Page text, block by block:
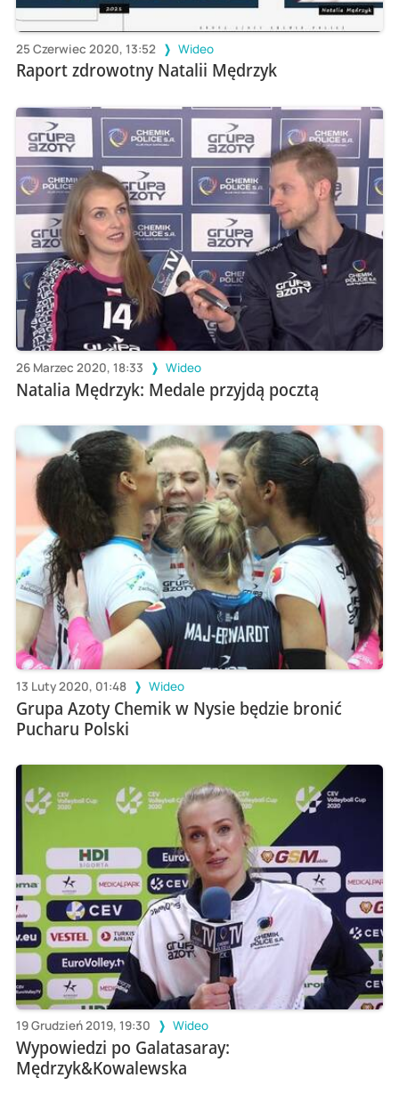
25 Czerwiec 2020, 13:52 Wideo
Raport zdrowotny Natalii Mędrzyk
26 Marzec 2020, 18:33 Wideo
Natalia Mędrzyk: Medale przyjdą pocztą
13 Luty 2020, 01:48 Wideo
Grupa Azoty Chemik w Nysie będzie bronić
Pucharu Polski
19 Grudzień 2019, 19:30 Wideo
Wypowiedzi po Galatasaray:
Mędrzyk&Kowalewska